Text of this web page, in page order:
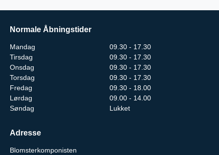
Normale Åbningstider
Mandag
09.30 - 17.30
Tirsdag
09.30 - 17.30
Onsdag
09.30 - 17.30
Torsdag
09.30 - 17.30
Fredag
09.30 - 18.00
Lørdag
09.00 - 14.00
Søndag
Lukket
Adresse
Blomsterkomponisten